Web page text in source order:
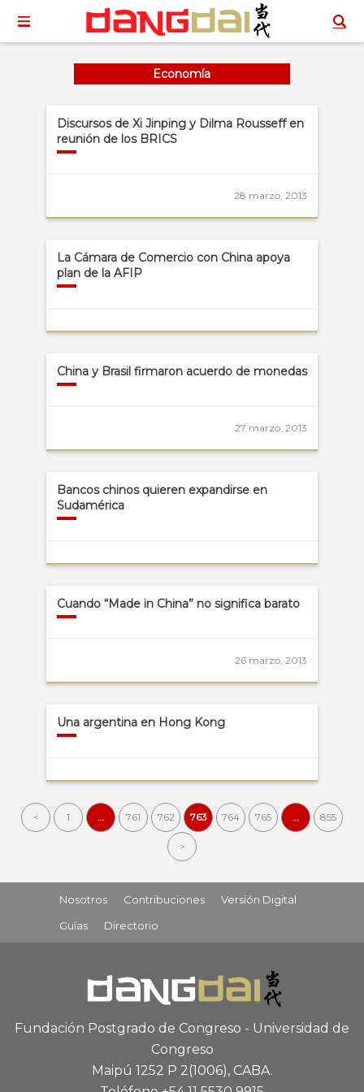
Economía
Discursos de Xi Jinping y Dilma Rousseff en
reunión de los BRICS
28 marzo, 2013
La Cámara de Comercio con China apoya
plan de la AFIP
China y Brasil firmaron acuerdo de monedas
27 marzo, 2013
Bancos chinos quieren expandirse en
Sudamérica
Cuando “Made in China” no significa barato
26 marzo, 2013
Una argentina en Hong Kong
< 1 … 761 762 763 764 765 … 855
>
Nosotros Contribuciones
Versión Digital
Guías
Directorio
Fundación Postgrado de Congreso - Universidad de
Congreso
Maipú 1252 P 2(1006), CABA.